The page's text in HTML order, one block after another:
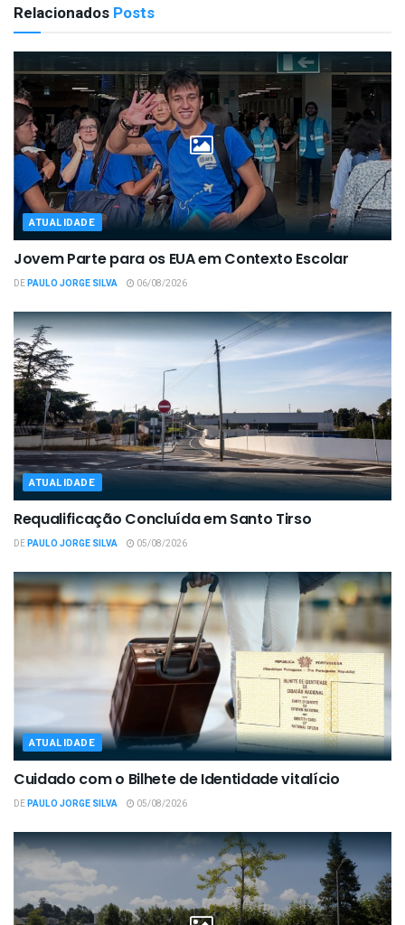
Relacionados Posts
ATUALIDADE
Jovem Parte para os EUA em Contexto Escolar
DEPAULO JORGE SILVA 06/08/2026
ATUALIDADE
Requalificação Concluída em Santo Tirso
DEPAULO JORGE SILVA 05/08/2026
ATUALIDADE
Cuidado com o Bilhete de Identidade vitalício
DEPAULO JORGE SILVA 05/08/2026